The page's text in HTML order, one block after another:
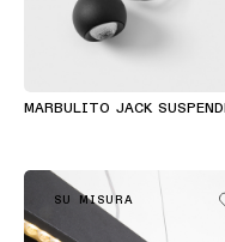
MARBULITO JACK
SU MISURA